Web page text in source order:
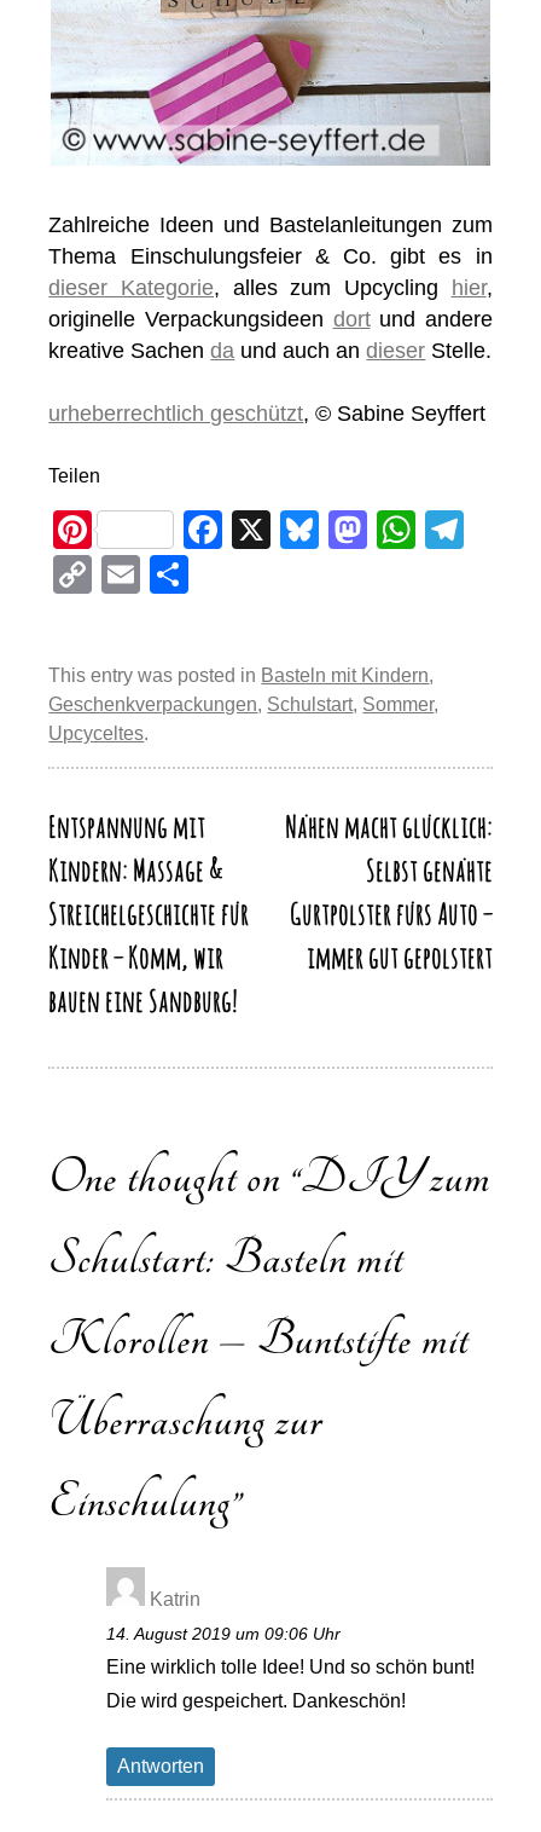
Zahlreiche Ideen und Bastelanleitungen zum
Thema Einschulungsfeier & Co. gibt es in
dieser Kategorie, alles zum Upcycling hier,
originelle Verpackungsideen dortund andere
kreative Sachenda und auch andieser Stelle.
urheberrechtlich geschützt, © Sabine Seyffert
Teilen
Pi
nt
er
st
F
b
o
o
X
Bl
y
M
d
o
n
W
A
p
p
C
y
Li
n
k
E
n
This entry was posted in Basteln mit Kindern,
Geschenkverpackungen, Schulstart, Sommer,
Upcyceltes.
Beitragsnavigation
Entspannung mit
Kindern: Massage &
Streichelgeschichte für
Kinder – Komm, wir
bauen eine Sandburg!
Nähen macht glücklich:
Selbst genähte
Gurtpolster fürs Auto –
immer gut gepolstert
One thought on “DIY zum
Schulstart: Basteln mit
Klorollen – Buntstifte mit
Überraschung zur
Einschulung”
Katrin
14. August 2019 um 09:06 Uhr
Eine wirklich tolle Idee! Und so schön bunt!
Die wird gespeichert. Dankeschön!
Antworten